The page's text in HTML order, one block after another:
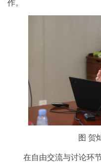
作。
图 贺
在自由交流与讨论环